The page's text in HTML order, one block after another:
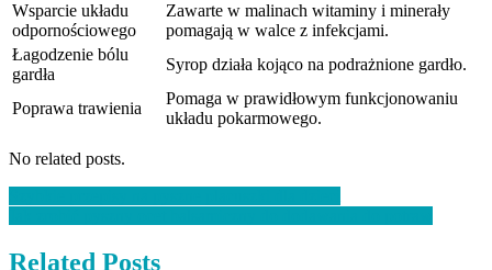
Wsparcie układu
odpornościowego
Zawarte w malinach witaminy i minerały
pomagają w walce z infekcjami.
Łagodzenie bólu
gardła
Syrop działa kojąco na podrażnione gardło.
Poprawa trawienia
Pomaga w prawidłowym funkcjonowaniu
układu pokarmowego.
No related posts.
Nawigacja
wpisu
Related Posts